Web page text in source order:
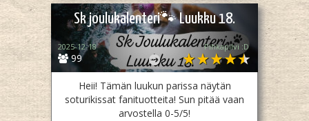
Sk joulukalenteri🐾 Luukku 18.
99
2025-12-18 Pihkapilvi :D
Heii! Tämän luukun parissa näytän
soturikissat fanituotteita! Sun pitää vaan
arvostella 0-5/5!